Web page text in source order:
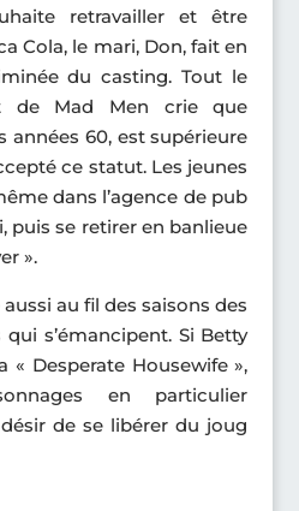
retravailler et être
Cola, le mari, Don, fait en
du casting. Tout le
de Mad Men crie que
années 60, est supérieure
ce statut. Les jeunes
dans l’agence de pub
puis se retirer en banlieue
».
au fil des saisons des
s’émancipent. Si Betty
« Desperate Housewife »,
en particulier
de se libérer du joug